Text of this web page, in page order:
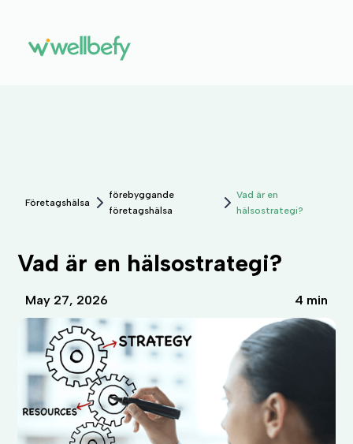
Företagshälsa
förebyggande
företagshälsa
Vad är en
hälsostrategi?
Vad är en hälsostrategi?
May 27, 2026 4 min